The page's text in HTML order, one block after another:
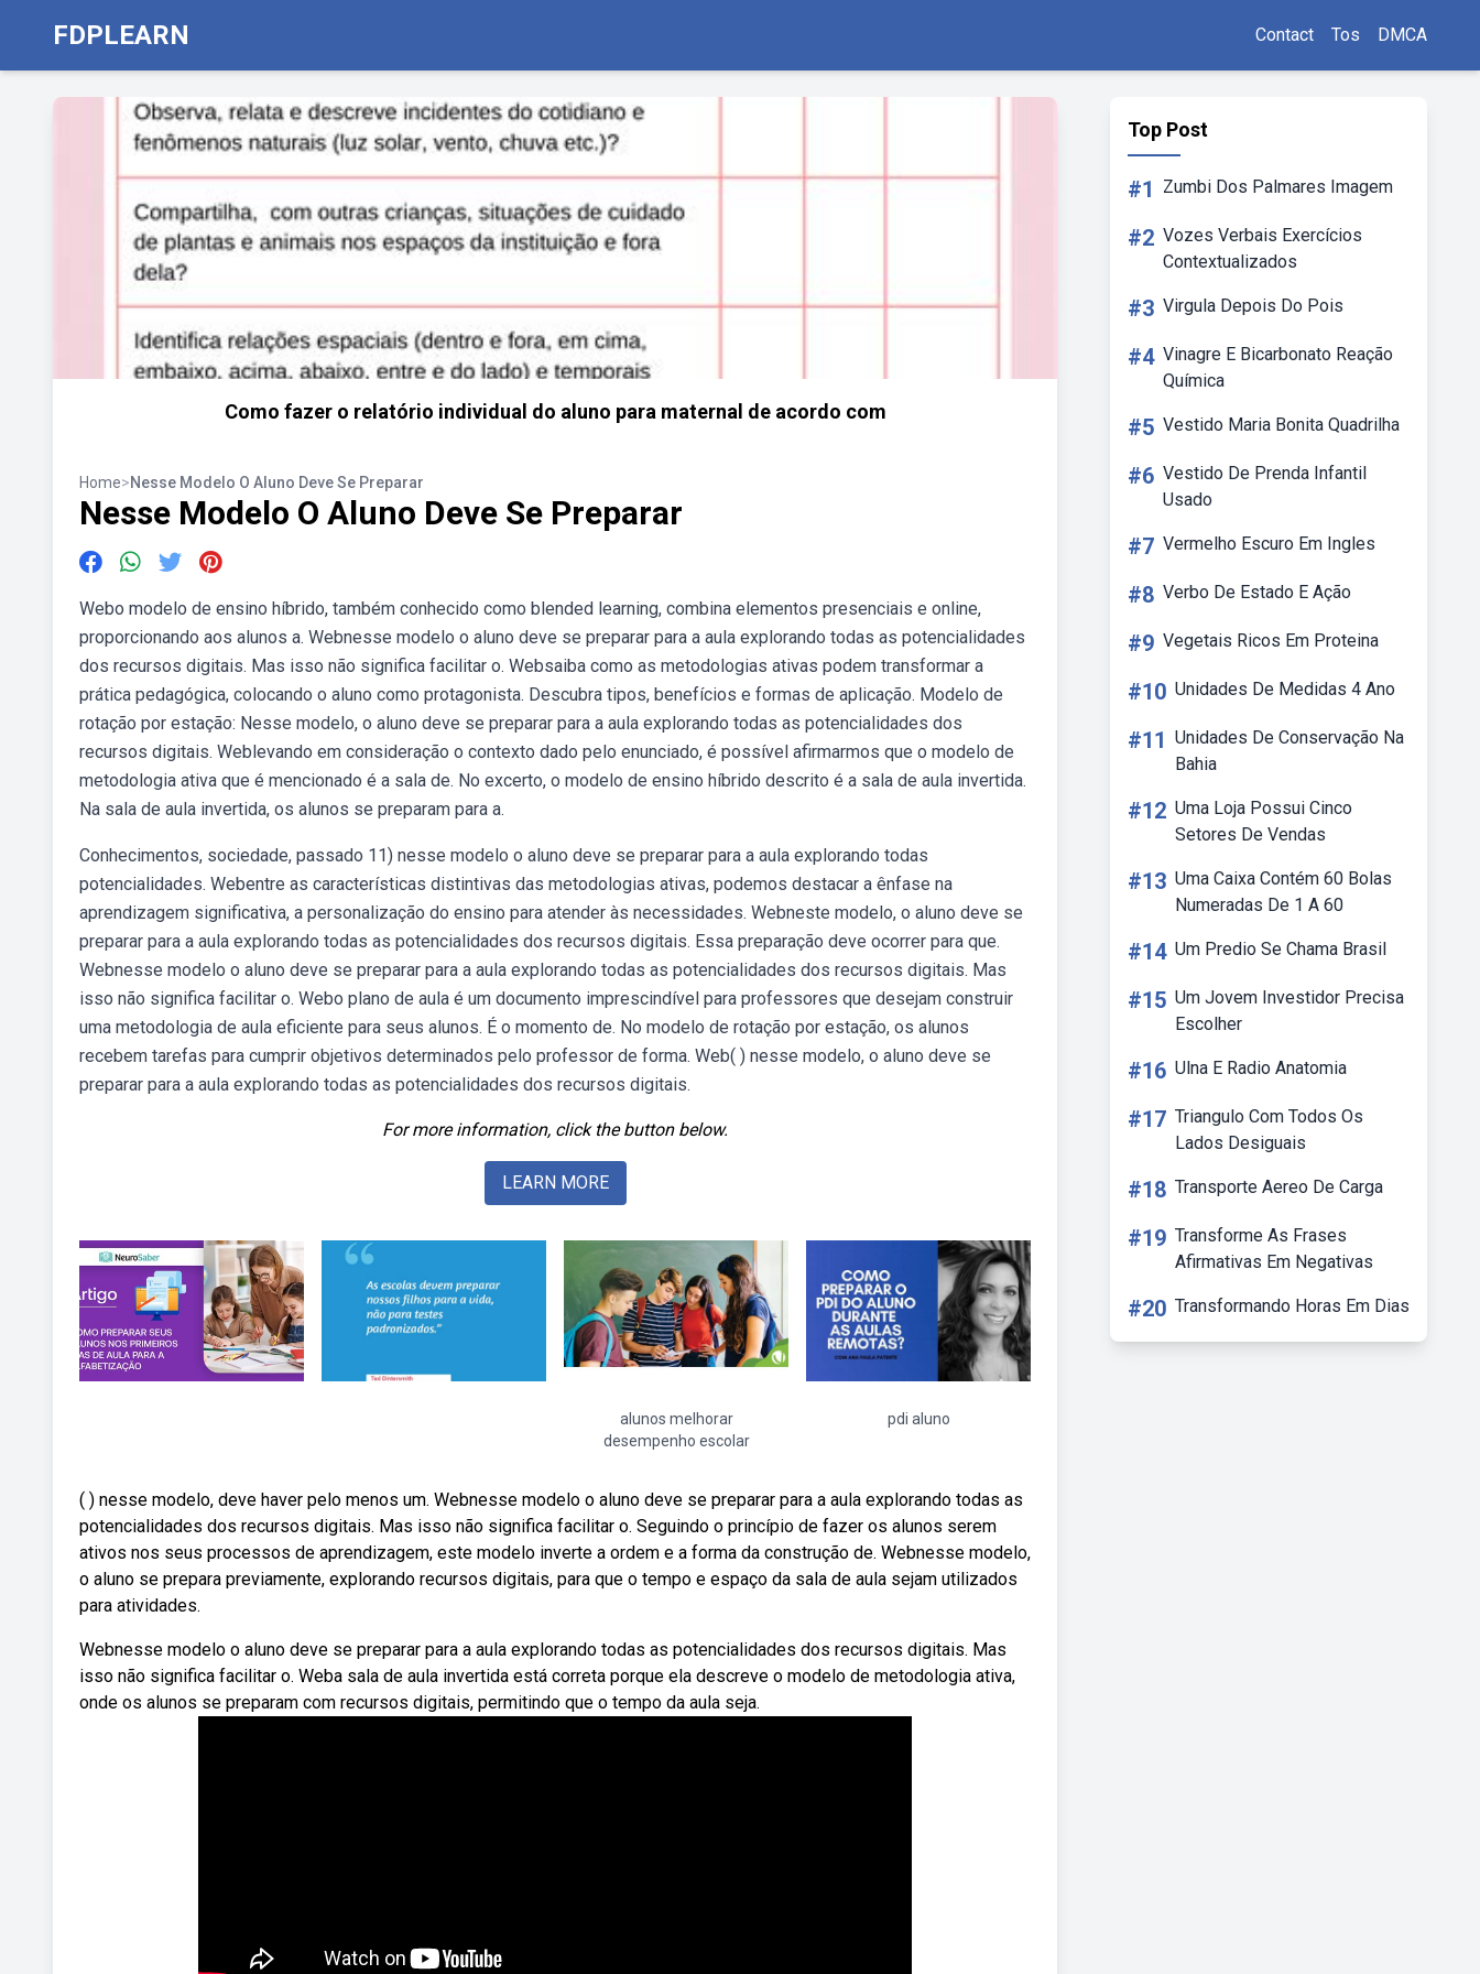
FDPLEARN Contact Tos DMCA
Como fazer o relatório individual do aluno para maternal de acordo com
Home>Nesse Modelo O Aluno Deve Se Preparar
Nesse Modelo O Aluno Deve Se Preparar
Webo modelo de ensino híbrido, também conhecido como blended learning, combina elementos presenciais e online,
proporcionando aos alunos a. Webnesse modelo o aluno deve se preparar para a aula explorando todas as potencialidades
dos recursos digitais. Mas isso não significa facilitar o. Websaiba como as metodologias ativas podem transformar a
prática pedagógica, colocando o aluno como protagonista. Descubra tipos, benefícios e formas de aplicação. Modelo de
rotação por estação: Nesse modelo, o aluno deve se preparar para a aula explorando todas as potencialidades dos
recursos digitais. Weblevando em consideração o contexto dado pelo enunciado, é possível afirmarmos que o modelo de
metodologia ativa que é mencionado é a sala de. No excerto, o modelo de ensino híbrido descrito é a sala de aula invertida.
Na sala de aula invertida, os alunos se preparam para a.
Conhecimentos, sociedade, passado 11) nesse modelo o aluno deve se preparar para a aula explorando todas
potencialidades. Webentre as características distintivas das metodologias ativas, podemos destacar a ênfase na
aprendizagem significativa, a personalização do ensino para atender às necessidades. Webneste modelo, o aluno deve se
preparar para a aula explorando todas as potencialidades dos recursos digitais. Essa preparação deve ocorrer para que.
Webnesse modelo o aluno deve se preparar para a aula explorando todas as potencialidades dos recursos digitais. Mas
isso não significa facilitar o. Webo plano de aula é um documento imprescindível para professores que desejam construir
uma metodologia de aula eficiente para seus alunos. É o momento de. No modelo de rotação por estação, os alunos
recebem tarefas para cumprir objetivos determinados pelo professor de forma. Web( ) nesse modelo, o aluno deve se
preparar para a aula explorando todas as potencialidades dos recursos digitais.
For more information, click the button below.
LEARN MORE
alunos melhorar
desempenho escolar
pdi aluno
( ) nesse modelo, deve haver pelo menos um. Webnesse modelo o aluno deve se preparar para a aula explorando todas as
potencialidades dos recursos digitais. Mas isso não significa facilitar o. Seguindo o princípio de fazer os alunos serem
ativos nos seus processos de aprendizagem, este modelo inverte a ordem e a forma da construção de. Webnesse modelo,
o aluno se prepara previamente, explorando recursos digitais, para que o tempo e espaço da sala de aula sejam utilizados
para atividades.
Webnesse modelo o aluno deve se preparar para a aula explorando todas as potencialidades dos recursos digitais. Mas
isso não significa facilitar o. Weba sala de aula invertida está correta porque ela descreve o modelo de metodologia ativa,
onde os alunos se preparam com recursos digitais, permitindo que o tempo da aula seja.
Top Post
#1 Zumbi Dos Palmares Imagem
#2 Vozes Verbais Exercícios
Contextualizados
#3 Virgula Depois Do Pois
#4 Vinagre E Bicarbonato Reação
Química
#5 Vestido Maria Bonita Quadrilha
#6 Vestido De Prenda Infantil
Usado
#7 Vermelho Escuro Em Ingles
#8 Verbo De Estado E Ação
#9 Vegetais Ricos Em Proteina
#10 Unidades De Medidas 4 Ano
#11 Unidades De Conservação Na
Bahia
#12 Uma Loja Possui Cinco
Setores De Vendas
#13 Uma Caixa Contém 60 Bolas
Numeradas De 1 A 60
#14 Um Predio Se Chama Brasil
#15 Um Jovem Investidor Precisa
Escolher
#16 Ulna E Radio Anatomia
#17 Triangulo Com Todos Os
Lados Desiguais
#18 Transporte Aereo De Carga
#19 Transforme As Frases
Afirmativas Em Negativas
#20 Transformando Horas Em Dias